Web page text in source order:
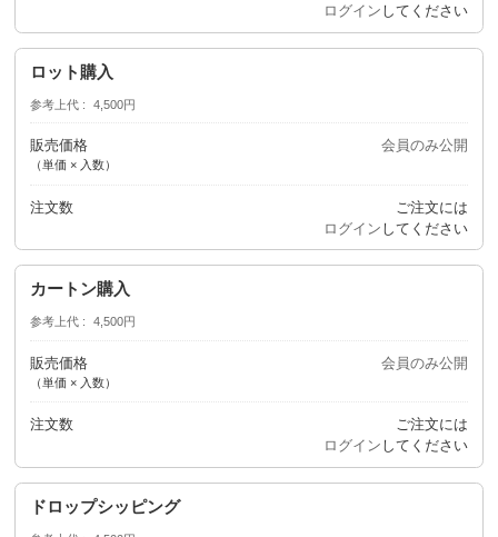
ログイン してください
ロット購入
参考上代 4,500円
販売価格
（単価 × 入数）
会員のみ公開
注文数
ご注文には
ログイン してください
カートン購入
参考上代 4,500円
販売価格
（単価 × 入数）
会員のみ公開
注文数
ご注文には
ログイン してください
ドロップシッピング